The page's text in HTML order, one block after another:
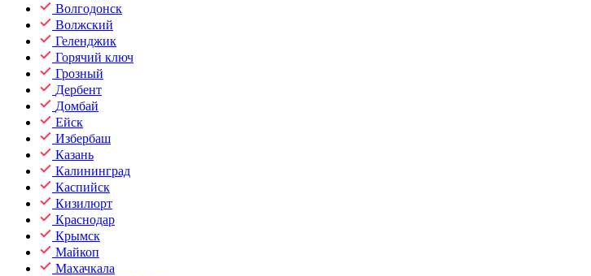
Волгодонск
Волжский
Геленджик
Горячий ключ
Грозный
Дербент
Домбай
Ейск
Избербаш
Казань
Калининград
Каспийск
Кизилюрт
Краснодар
Крымск
Майкоп
Махачкала